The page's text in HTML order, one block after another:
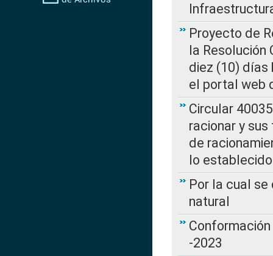
Proyecto de
la Resolución
diez (10) días
el portal web
Circular
racionar y
de
lo
Por la cual
natural
-2023